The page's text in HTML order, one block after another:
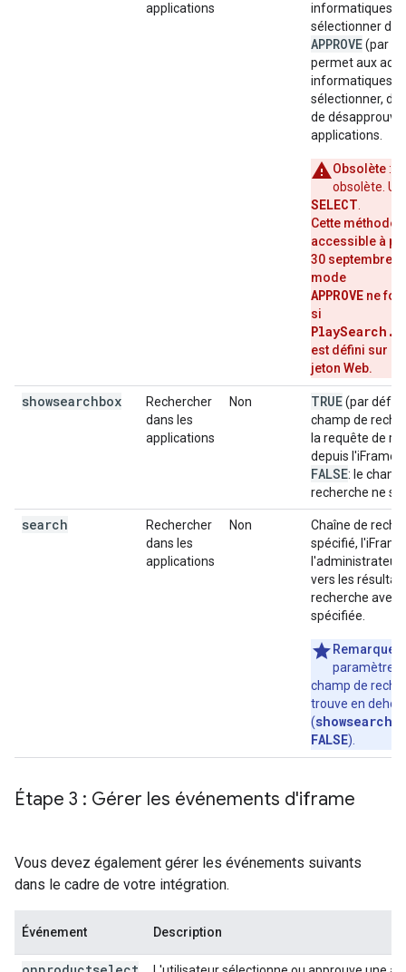
applications
informatiques
sélectionner
APPROVE(par
permet aux
informatiques
sélectionner,
de
applications.
Obsolète:
obsolète.
SELECT.
Cette méthode
accessible à
30 septembre
mode
APPROVE ne
si
est défini sur
jeton Web.
showsearchbox
Rechercher
dans les
applications
Non TRUE(par
champ de
la requête de
depuis l'iFrame.
FALSE: le
recherche ne
search
Rechercher
dans les
applications
Non
Chaîne de
spécifié,
vers les
recherche avec
spécifiée.
Remarque
paramètre
champ de
trouve en
(
FALSE).
Étape 3 : Gérer les événements d'iframe
Vous devez également gérer les événements suivants
dans le cadre de votre intégration.
Événement Description